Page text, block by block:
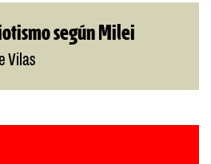
según Milei
Vilas